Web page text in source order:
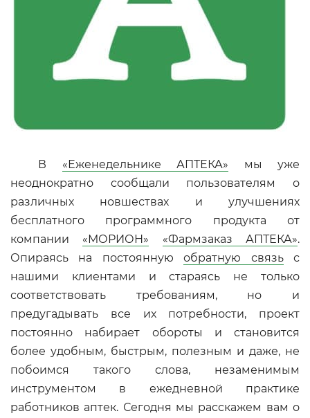
В «Еженедельнике АПТЕКА» мы уже
неоднократно сообщали пользователям о
различных новшествах и улучшениях
бесплатного программного продукта от
компании «МОРИОН» «Фармзаказ АПТЕКА».
Опираясь на постояннуюобратную связьс
нашими клиентами и стараясь не только
соответствовать требованиям, но и
предугадывать все их потребности, проект
постоянно набирает обороты и становится
более удобным, быстрым, полезным и даже, не
побоимся такого слова, незаменимым
инструментом в ежедневной практике
работников аптек. Сегодня мы расскажем вам о